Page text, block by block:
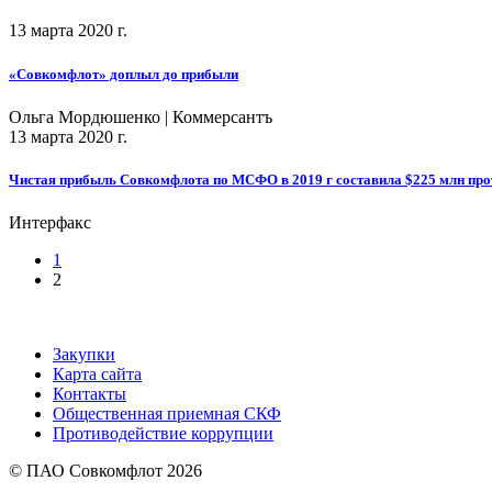
13 марта 2020 г.
«Совкомфлот» доплыл до прибыли
Ольга Мордюшенко | Коммерсантъ
13 марта 2020 г.
Чистая прибыль Совкомфлота по МСФО в 2019 г составила $225 млн
Интерфакс
1
2
Закупки
Карта сайта
Контакты
Общественная приемная СКФ
Противодействие коррупции
© ПАО Совкомфлот 2026